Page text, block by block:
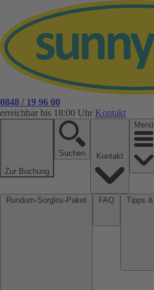
0848 / 19 96 00
erreichbar bis 18:00 Uhr Kontakt
Zur Buchung
Suchen
Menü